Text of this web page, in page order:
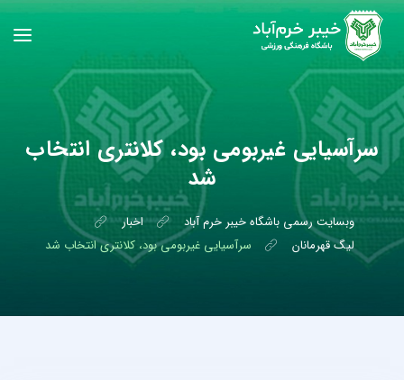
سرآسیایی غیربومی بود، کلانتری انتخاب
شد
وبسایت رسمی باشگاه خیبر خرم آباد
اخبار
لیگ قهرمانان
سرآسیایی غیربومی بود، کلانتری انتخاب شد